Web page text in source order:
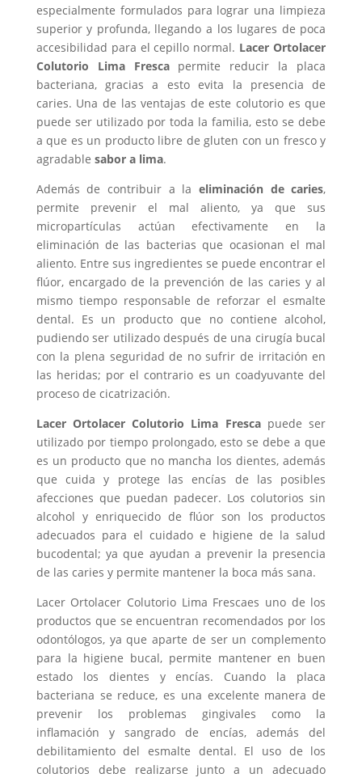
especialmente formulados para lograr una limpieza
superior y profunda, llegando a los lugares de poca
accesibilidad para el cepillo normal. Lacer Ortolacer
Colutorio Lima Frescapermite reducir la placa
bacteriana, gracias a esto evita la presencia de
caries. Una de las ventajas de este colutorio es que
puede ser utilizado por toda la familia, esto se debe
a que es un producto libre de gluten con un fresco y
agradable sabor a lima.
Además de contribuir a la eliminación de caries,
permite prevenir el mal aliento, ya que sus
micropartículas actúan efectivamente en la
eliminación de las bacterias que ocasionan el mal
aliento. Entre sus ingredientes se puede encontrar el
flúor, encargado de la prevención de las caries y al
mismo tiempo responsable de reforzar el esmalte
dental. Es un producto que no contiene alcohol,
pudiendo ser utilizado después de una cirugía bucal
con la plena seguridad de no sufrir de irritación en
las heridas; por el contrario es un coadyuvante del
proceso de cicatrización.
Lacer Ortolacer Colutorio Lima Frescapuede ser
utilizado por tiempo prolongado, esto se debe a que
es un producto que no mancha los dientes, además
que cuida y protege las encías de las posibles
afecciones que puedan padecer. Los colutorios sin
alcohol y enriquecido de flúor son los productos
adecuados para el cuidado e higiene de la salud
bucodental; ya que ayudan a prevenir la presencia
de las caries y permite mantener la boca más sana.
Lacer Ortolacer Colutorio Lima Frescaes uno de los
productos que se encuentran recomendados por los
odontólogos, ya que aparte de ser un complemento
para la higiene bucal, permite mantener en buen
estado los dientes y encías. Cuando la placa
bacteriana se reduce, es una excelente manera de
prevenir los problemas gingivales como la
inflamación y sangrado de encías, además del
debilitamiento del esmalte dental. El uso de los
colutorios debe realizarse junto a un adecuado